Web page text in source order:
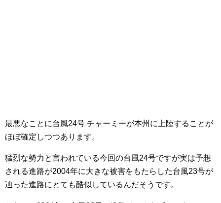
最悪なことに台風24号 チャーミーが本州に上陸することが
ほぼ確定しつつあります。
猛烈な勢力と言われている今回の台風24号ですが実は予想
される進路が2004年に大きな被害をもたらした台風23号が
辿った進路にとても酷似しているんだそうです。